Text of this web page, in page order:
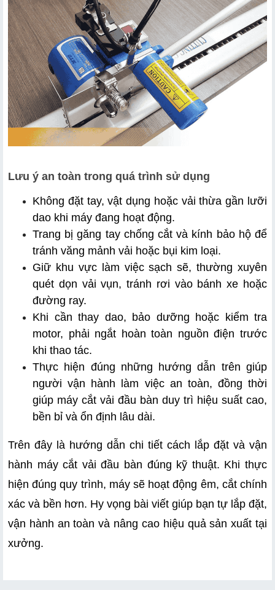
Lưu ý an toàn trong quá trình sử dụng
Không đặt tay, vật dụng hoặc vải thừa gần lưỡi
dao khi máy đang hoạt động.
Trang bị găng tay chống cắt và kính bảo hộ để
tránh văng mảnh vải hoặc bụi kim loại.
Giữ khu vực làm việc sạch sẽ, thường xuyên
quét dọn vải vụn, tránh rơi vào bánh xe hoặc
đường ray.
Khi cần thay dao, bảo dưỡng hoặc kiểm tra
motor, phải ngắt hoàn toàn nguồn điện trước
khi thao tác.
Thực hiện đúng những hướng dẫn trên giúp
người vận hành làm việc an toàn, đồng thời
giúp máy cắt vải đầu bàn duy trì hiệu suất cao,
bền bỉ và ổn định lâu dài.
Trên đây là hướng dẫn chi tiết cách lắp đặt và vận
hành máy cắt vải đầu bàn đúng kỹ thuật. Khi thực
hiện đúng quy trình, máy sẽ hoạt động êm, cắt chính
xác và bền hơn. Hy vọng bài viết giúp bạn tự lắp đặt,
vận hành an toàn và nâng cao hiệu quả sản xuất tại
xưởng.